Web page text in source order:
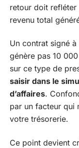
retour doit refléter
revenu total
Un contrat signé
génère pas 10
sur ce type de
saisir dans le
d’affaires.
par un facteur qui
votre trésorerie.
Ce point devient